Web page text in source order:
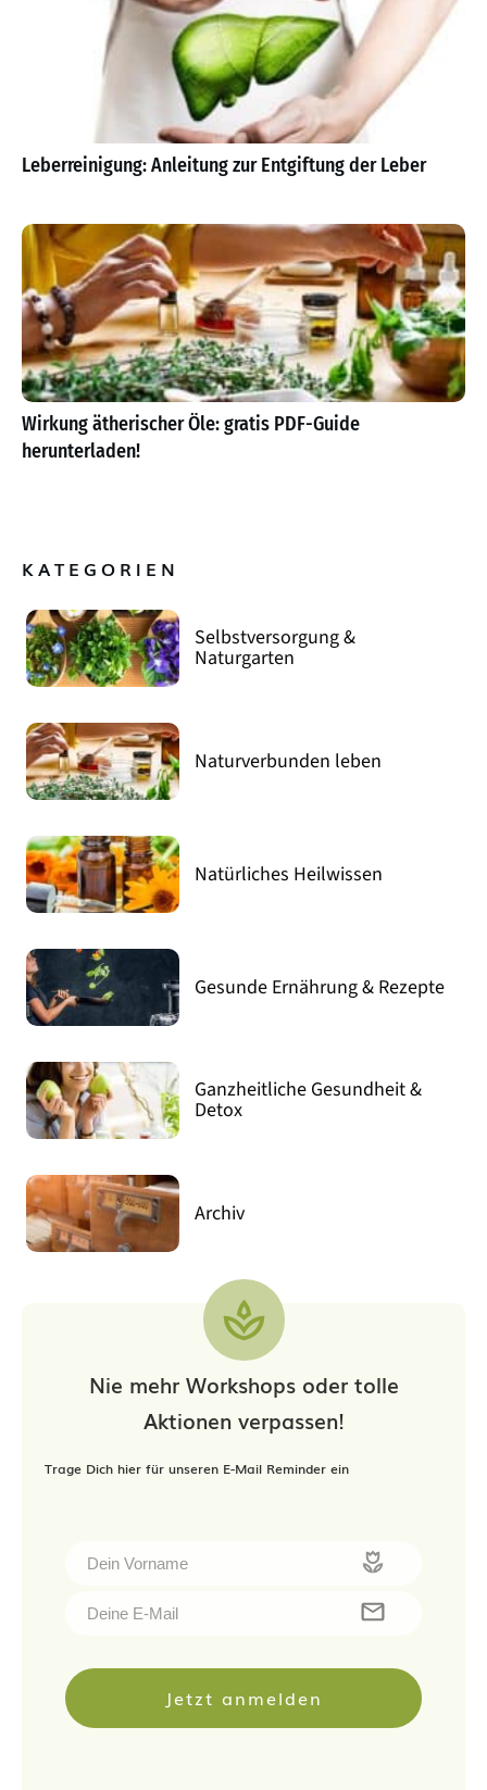
Leberreinigung: Anleitung zur Entgiftung der Leber
Wirkung ätherischer Öle: gratis PDF-Guide
herunterladen!
KATEGORIEN
Selbstversorgung &
Naturgarten
Naturverbunden leben
Natürliches Heilwissen
Gesunde Ernährung & Rezepte
Ganzheitliche Gesundheit &
Detox
Archiv
Nie mehr Workshops oder tolle
Aktionen verpassen!
Trage Dich hier für unseren E-Mail Reminder ein
Jetzt anmelden